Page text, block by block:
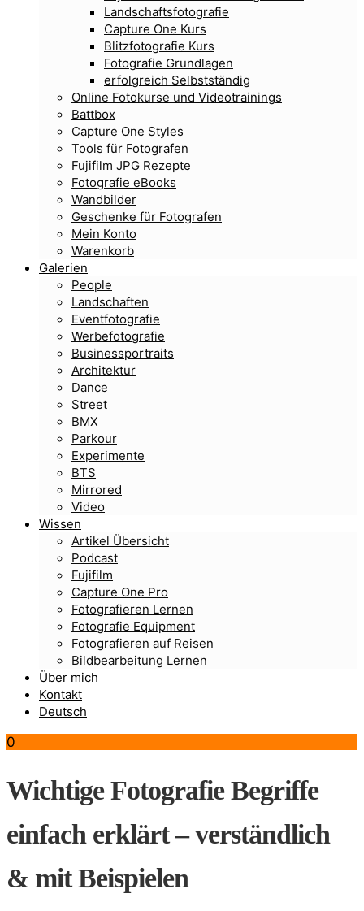
Landschaftsfotografie
Capture One Kurs
Blitzfotografie Kurs
Fotografie Grundlagen
erfolgreich Selbstständig
Online Fotokurse und Videotrainings
Battbox
Capture One Styles
Tools für Fotografen
Fujifilm JPG Rezepte
Fotografie eBooks
Wandbilder
Geschenke für Fotografen
Mein Konto
Warenkorb
Galerien
People
Landschaften
Eventfotografie
Werbefotografie
Businessportraits
Architektur
Dance
Street
BMX
Parkour
Experimente
BTS
Mirrored
Video
Wissen
Artikel Übersicht
Podcast
Fujifilm
Capture One Pro
Fotografieren Lernen
Fotografie Equipment
Fotografieren auf Reisen
Bildbearbeitung Lernen
Über mich
Kontakt
Deutsch
0
Wichtige Fotografie Begriffe
einfach erklärt – verständlich
& mit Beispielen